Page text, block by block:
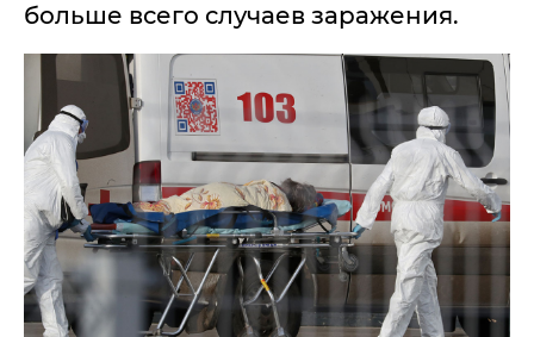
больше всего случаев заражения.